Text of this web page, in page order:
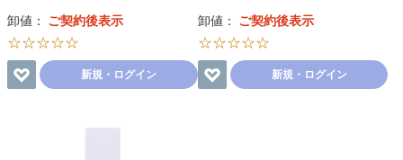
卸値： ご契約後表示
☆☆☆☆☆
新規・ログイン
卸値： ご契約後表示
☆☆☆☆☆
新規・ログイン